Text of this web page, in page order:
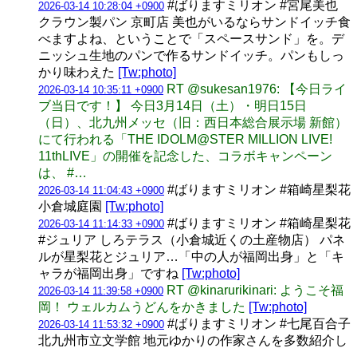
2026-03-14 10:28:04 +0900 #ばりますミリオン #宮尾美也
クラウン製パン 京町店 美也がいるならサンドイッチ食
べますよね、ということで「スペースサンド」を。デ
ニッシュ生地のパンで作るサンドイッチ。パンもしっ
かり味わえた [Tw:photo]
2026-03-14 10:35:11 +0900 RT @sukesan1976: 【今日ライ
ブ当日です！】 今日3月14日（土）・明日15日
（日）、北九州メッセ（旧：西日本総合展示場 新館）
にて行われる「THE IDOLM@STER MILLION LIVE!
11thLIVE」の開催を記念した、コラボキャンペーン
は、 #…
2026-03-14 11:04:43 +0900 #ばりますミリオン #箱崎星梨花
小倉城庭園 [Tw:photo]
2026-03-14 11:14:33 +0900 #ばりますミリオン #箱崎星梨花
#ジュリア しろテラス（小倉城近くの土産物店） パネ
ルが星梨花とジュリア…「中の人が福岡出身」と「キ
ャラが福岡出身」ですね [Tw:photo]
2026-03-14 11:39:58 +0900 RT @kinarurikinari: ようこそ福
岡！ ウェルカムうどんをかきました [Tw:photo]
2026-03-14 11:53:32 +0900 #ばりますミリオン #七尾百合子
北九州市立文学館 地元ゆかりの作家さんを多数紹介し